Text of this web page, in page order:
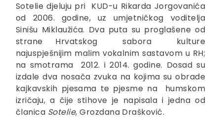
Sotelie djeluju pri KUD-u Rikarda Jorgovanića
od 2006. godine, uz umjetničkog voditelja
Sinišu Miklaužića. Dva puta su proglašene od
strane Hrvatskog sabora kulture
najuspješnijim malim vokalnim sastavom u RH;
na smotrama 2012. i 2014. godine. Dosad su
izdale dva nosača zvuka na kojima su obrade
kajkavskih pjesama te pjesme na humskom
izričaju, a čije stihove je napisala i jedna od
članica Sotelie, Grozdana Drašković.